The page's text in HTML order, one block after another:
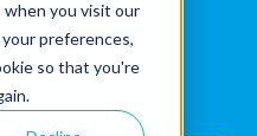
you visit our
preferences,
so that you're
Ihnen